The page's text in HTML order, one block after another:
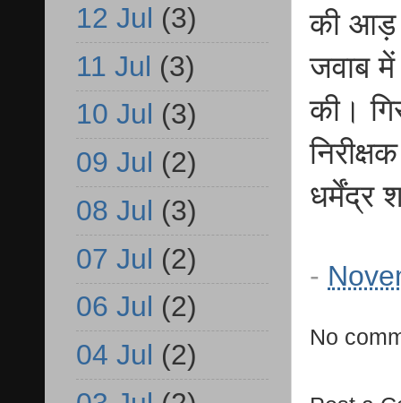
की आड़
जवाब में
की।
धर्मेंद्र
-
No
12 Jul (3)
11 Jul (3)
10 Jul (3)
09 Jul (2)
08 Jul (3)
07 Jul (2)
06 Jul (2)
04 Jul (2)